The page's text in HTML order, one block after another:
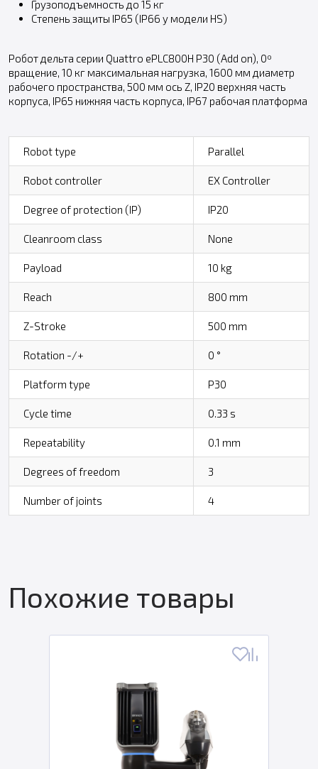
Грузоподъемность до 15 кг
Степень защиты IP65 (IP66 у модели HS)
Робот дельта серии Quattro ePLC800H P30 (Add on), 0º
вращение, 10 кг максимальная нагрузка, 1600 мм диаметр
рабочего пространства, 500 мм ось Z, IP20 верхняя часть
корпуса, IP65 нижняя часть корпуса, IP67 рабочая платформа
Robot type Parallel
Robot controller EX Controller
Degree of protection (IP) IP20
Cleanroom class None
Payload 10 kg
Reach 800 mm
Z-Stroke 500 mm
Rotation -/+ 0 °
Platform type P30
Cycle time 0.33 s
Repeatability 0.1 mm
Degrees of freedom 3
Number of joints 4
Похожие товары